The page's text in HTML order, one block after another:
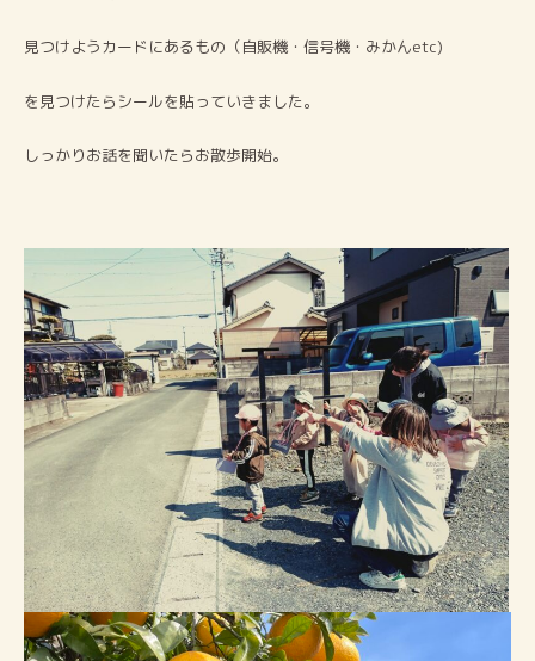
見つけようカードにあるもの（自販機・信号機・みかんetc)
を見つけたらシールを貼っていきました。
しっかりお話を聞いたらお散歩開始。